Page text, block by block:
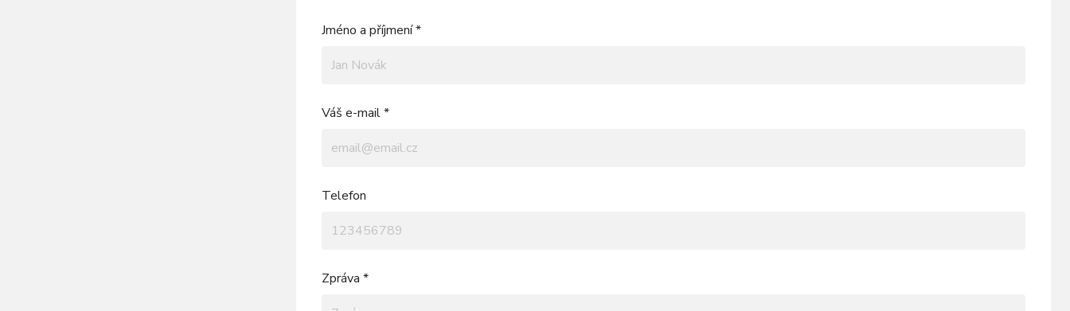
Jméno a příjmení *
Váš e-mail *
Telefon
Zpráva *